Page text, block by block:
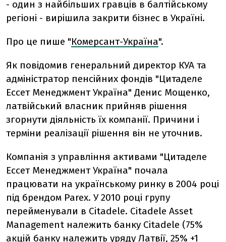
- один з найбільших гравців в балтійському
регіоні - вирішила закрити бізнес в Україні.
Про це пише "Комерсант-Україна".
Як повідомив генеральний директор КУА та
адміністратор пенсійних фондів "Цитаделе
Ессет Менеджмент Україна" Денис Мощенко,
латвійський власник прийняв рішення
згорнути діяльність їх компанії. Причини і
терміни реалізації рішення він не уточнив.
Компанія з управління активами "Цитаделе
Ессет Менеджмент Україна" почала
працювати на українському ринку в 2004 році
під брендом Parex. У 2010 році групу
перейменували в Citadele. Citadele Asset
Management належить банку Citadele (75%
акцій банку належить уряду Латвії, 25% +1